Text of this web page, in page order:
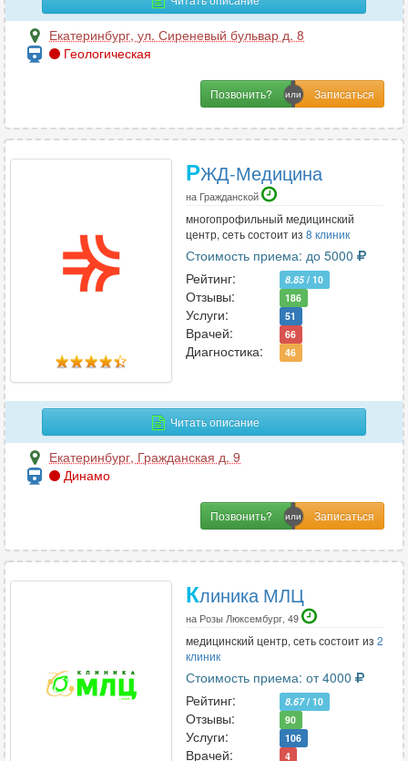
Маммология 29
Мануальная терапия
4
Н
Нейропсихология
Нейрофизиология 1
Нейрохирургия
Нутрициология
О
Онкология
Онкология-маммология
32
16
Отоларингология 35
Офтальмология
Педиатрия 38
Пластическая хирургия
Екатеринбург, ул. Сиреневый бульвар д. 8
Геологическая
Позвонить?
РЖД-Медицина
на Гражданской
многопрофильный медицинский
центр, сеть состоит из 8 клиник
Стоимость приема: до 5000
Рейтинг:
8.85/ 10
Отзывы: 186
Услуги: 51
Врачей: 66
Диагностика: 46
Читать описание
Екатеринбург, Гражданская д. 9
Динамо
Позвонить?
Клиника МЛЦ
на Розы Люксембург, 49
медицинский центр, сеть состоит из 2
клиник
Стоимость приема: от 4000
Рейтинг:
8.67/ 10
Отзывы: 90
Услуги: 106
Врачей: 4